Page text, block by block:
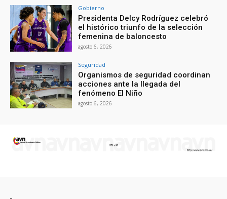
Gobierno
Presidenta Delcy Rodríguez celebró
el histórico triunfo de la selección
femenina de baloncesto
agosto 6, 2026
Seguridad
Organismos de seguridad coordinan
acciones ante la llegada del
fenómeno El Niño
agosto 6, 2026